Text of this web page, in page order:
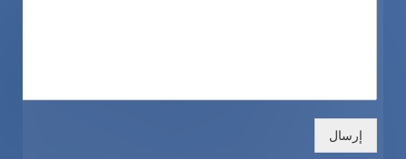
إرسال